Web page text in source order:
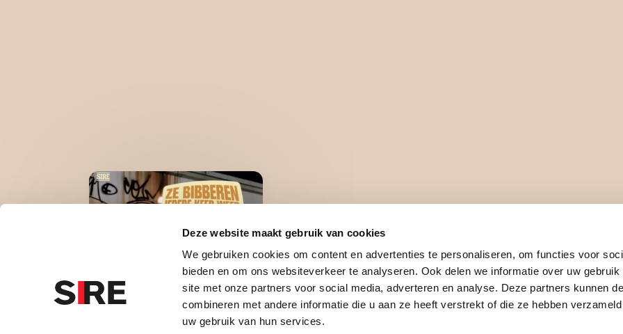
Deze website maakt gebruik van cookies
We gebruiken cookies om content en advertenties te personaliseren, om functies voor
bieden en om ons websiteverkeer te analyseren. Ook delen we informatie over uw gebruik
site met onze partners voor social media, adverteren en analyse. Deze partners kunnen
combineren met andere informatie die u aan ze heeft verstrekt of die ze hebben
uw gebruik van hun services.
In Nederland waren in totaal zo’n
Vooral de sport, welzijn en zorg zijn
belangrijk deel afhankelijk zijn van
was het aantal vrijwilligers in
wat neerkomt op ongeveer 400.000